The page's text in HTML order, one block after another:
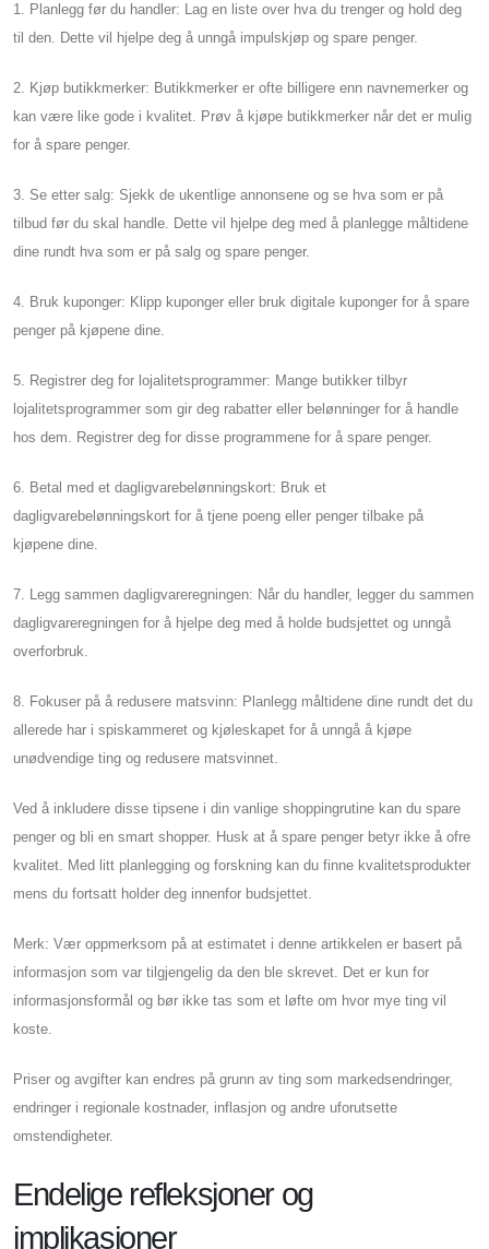
1. Planlegg før du handler: Lag en liste over hva du trenger og hold deg
til den. Dette vil hjelpe deg å unngå impulskjøp og spare penger.
2. Kjøp butikkmerker: Butikkmerker er ofte billigere enn navnemerker og
kan være like gode i kvalitet. Prøv å kjøpe butikkmerker når det er mulig
for å spare penger.
3. Se etter salg: Sjekk de ukentlige annonsene og se hva som er på
tilbud før du skal handle. Dette vil hjelpe deg med å planlegge måltidene
dine rundt hva som er på salg og spare penger.
4. Bruk kuponger: Klipp kuponger eller bruk digitale kuponger for å spare
penger på kjøpene dine.
5. Registrer deg for lojalitetsprogrammer: Mange butikker tilbyr
lojalitetsprogrammer som gir deg rabatter eller belønninger for å handle
hos dem. Registrer deg for disse programmene for å spare penger.
6. Betal med et dagligvarebelønningskort: Bruk et
dagligvarebelønningskort for å tjene poeng eller penger tilbake på
kjøpene dine.
7. Legg sammen dagligvareregningen: Når du handler, legger du sammen
dagligvareregningen for å hjelpe deg med å holde budsjettet og unngå
overforbruk.
8. Fokuser på å redusere matsvinn: Planlegg måltidene dine rundt det du
allerede har i spiskammeret og kjøleskapet for å unngå å kjøpe
unødvendige ting og redusere matsvinnet.
Ved å inkludere disse tipsene i din vanlige shoppingrutine kan du spare
penger og bli en smart shopper. Husk at å spare penger betyr ikke å ofre
kvalitet. Med litt planlegging og forskning kan du finne kvalitetsprodukter
mens du fortsatt holder deg innenfor budsjettet.
Merk: Vær oppmerksom på at estimatet i denne artikkelen er basert på
informasjon som var tilgjengelig da den ble skrevet. Det er kun for
informasjonsformål og bør ikke tas som et løfte om hvor mye ting vil
koste.
Priser og avgifter kan endres på grunn av ting som markedsendringer,
endringer i regionale kostnader, inflasjon og andre uforutsette
omstendigheter.
Endelige refleksjoner og
implikasjoner